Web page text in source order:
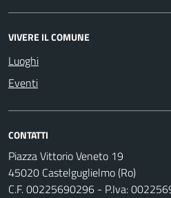
VIVERE IL COMUNE
Luoghi
Eventi
CONTATTI
Piazza Vittorio Veneto 19
45020 Castelguglielmo (Ro)
C.F. 00225690296 - P.Iva: